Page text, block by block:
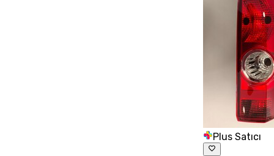
Plus Satıcı